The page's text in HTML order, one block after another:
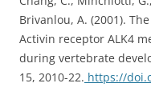
Brivanlou, A. (2001).
Activin receptor ALK4
during vertebrate
15, 2010-22. https://